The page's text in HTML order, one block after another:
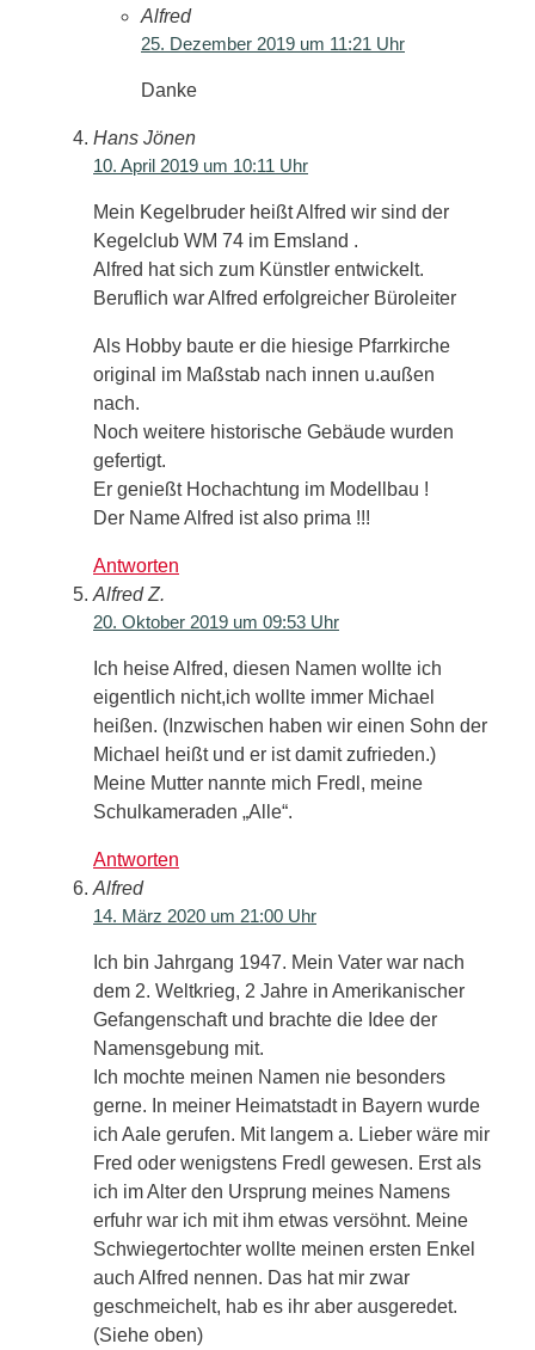
Alfred
25. Dezember 2019 um 11:21 Uhr
Danke
Hans Jönen
10. April 2019 um 10:11 Uhr
Mein Kegelbruder heißt Alfred wir sind der
Kegelclub WM 74 im Emsland .
Alfred hat sich zum Künstler entwickelt.
Beruflich war Alfred erfolgreicher Büroleiter
Als Hobby baute er die hiesige Pfarrkirche
original im Maßstab nach innen u.außen
nach.
Noch weitere historische Gebäude wurden
gefertigt.
Er genießt Hochachtung im Modellbau !
Der Name Alfred ist also prima !!!
Antworten
Alfred Z.
20. Oktober 2019 um 09:53 Uhr
Ich heise Alfred, diesen Namen wollte ich
eigentlich nicht,ich wollte immer Michael
heißen. (Inzwischen haben wir einen Sohn der
Michael heißt und er ist damit zufrieden.)
Meine Mutter nannte mich Fredl, meine
Schulkameraden „Alle“.
Antworten
Alfred
14. März 2020 um 21:00 Uhr
Ich bin Jahrgang 1947. Mein Vater war nach
dem 2. Weltkrieg, 2 Jahre in Amerikanischer
Gefangenschaft und brachte die Idee der
Namensgebung mit.
Ich mochte meinen Namen nie besonders
gerne. In meiner Heimatstadt in Bayern wurde
ich Aale gerufen. Mit langem a. Lieber wäre mir
Fred oder wenigstens Fredl gewesen. Erst als
ich im Alter den Ursprung meines Namens
erfuhr war ich mit ihm etwas versöhnt. Meine
Schwiegertochter wollte meinen ersten Enkel
auch Alfred nennen. Das hat mir zwar
geschmeichelt, hab es ihr aber ausgeredet.
(Siehe oben)